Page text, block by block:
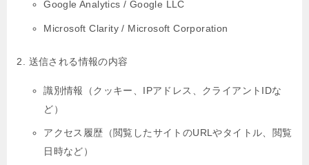
Google Analytics / Google LLC
Microsoft Clarity / Microsoft Corporation
送信される情報の内容
識別情報（クッキー、IPアドレス、クライアントIDな
ど）
アクセス履歴（閲覧したサイトのURLやタイトル、閲覧
日時など）